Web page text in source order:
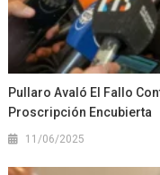
Pullaro Avaló El Fallo
Proscripción Encubierta
11/06/2025